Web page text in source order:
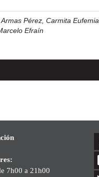
Armas Pérez, Carmita Eufemia
Efraín
7h00 a 21h00